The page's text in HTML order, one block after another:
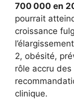
700 000 en
pourrait
croissance
2, obésité,
rôle accru
clinique.